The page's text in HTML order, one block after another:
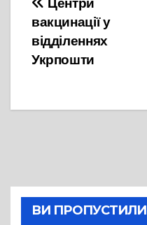
Навігація
записів
Центри
вакцинації у
відділеннях
Укрпошти
ВИ ПРОПУСТИЛИ